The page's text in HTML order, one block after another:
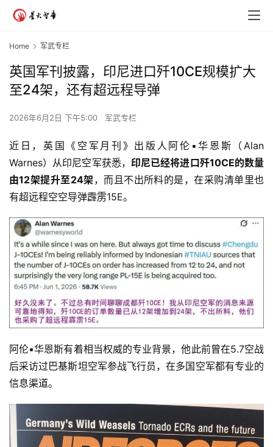
Home 军武专栏
英国军刊披露，印尼进口歼10CE规模扩大
至24架，还有超远程导弹
2026年6月2日 下午5:00 军武专栏
近日，英国《空军月刊》出版人阿伦▪华恩斯（Alan
Warnes）从印尼空军获悉， 印尼已经将进口歼10CE的数量
由12架提升至24架，而且不出所料的是，在采购清单里也
有超远程空空导弹霹雳15E。
阿伦▪华恩斯有着相当权威的专业背景，他此前曾在5.7空战
后采访过巴基斯坦空军参战飞行员，在多国空军都有专业的
信息渠道。